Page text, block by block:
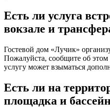
Есть ли услуга
вокзале и
Гостевой дом «Лучик»
Пожалуйста, сообщите об
услугу может взыматься
Есть ли на
площадка и